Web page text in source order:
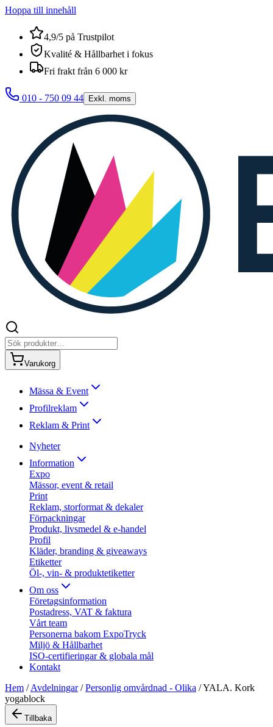
Hoppa till innehåll
4,9/5 på Trustpilot
Kvalité & Hållbarhet i fokus
Fri frakt från 6 000 kr
010 - 750 09 44 Exkl. moms
Varukorg
Mässa & Event
Profilreklam
Reklam & Print
Nyheter
Information
Expo
Mässor, event & retail
Print
Reklam, storformat & dekaler
Förpackningar
Produkt, livsmedel & e-handel
Profil
Kläder, branding & giveaways
Etiketter
Öl-, vin- & produktetiketter
Om oss
Företagsinformation
Postadress, VAT & faktura
Vårt team
Personerna bakom ExpoTryck
Miljö & Hållbarhet
ISO-certifieringar & globala mål
Kontakt
Hem /Avdelningar/Personlig omvårdnad - Olika /YALA. Kork
yogablock
Tillbaka